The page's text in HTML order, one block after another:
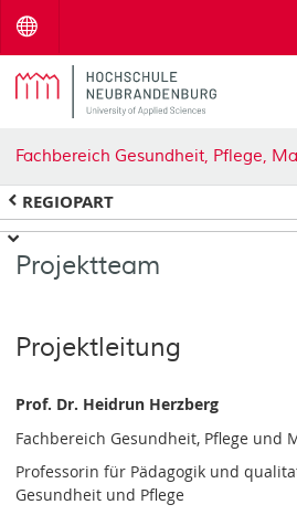
Fachbereich Gesundheit, Pflege,
REGIOPART
Projektteam
Projektleitung
Prof. Dr. Heidrun Herzberg
Fachbereich Gesundheit, Pflege und
Professorin für Pädagogik und
Gesundheit und Pflege